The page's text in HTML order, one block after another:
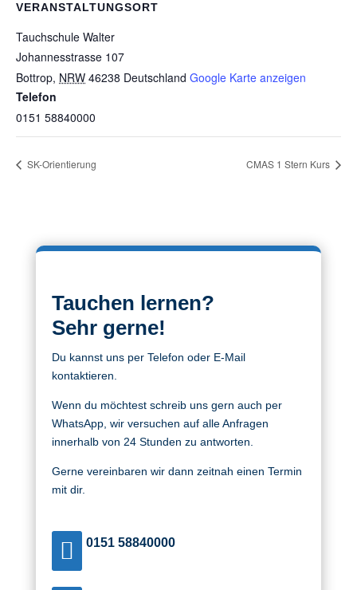
VERANSTALTUNGSORT
Tauchschule Walter
Johannesstrasse 107
Bottrop, NRW 46238 Deutschland Google Karte anzeigen
Telefon
0151 58840000
SK-Orientierung CMAS 1 Stern Kurs
Tauchen lernen?
Sehr gerne!
Du kannst uns per Telefon oder E-Mail
kontaktieren.
Wenn du möchtest schreib uns gern auch per
WhatsApp, wir versuchen auf alle Anfragen
innerhalb von 24 Stunden zu antworten.
Gerne vereinbaren wir dann zeitnah einen Termin
mit dir.
 0151 58840000